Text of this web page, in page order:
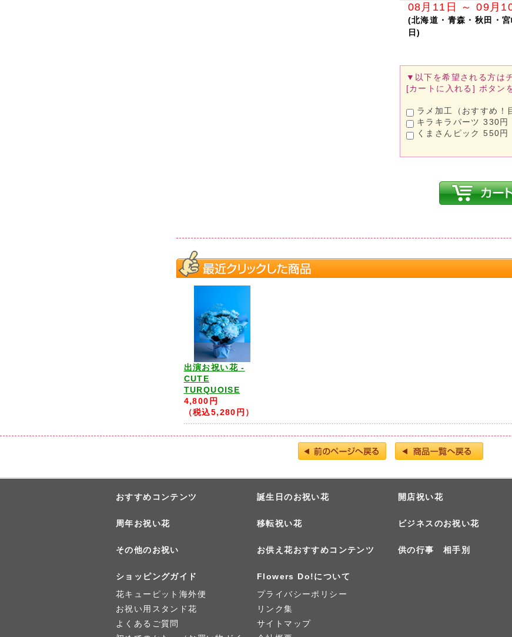
08月11日 ～ 09月
(北海道・青森・秋田・
日)
▼以下を希望される方は
[カートに入れる] ボタン
ラメ加工（おすすめ！
キラキラパーツ 330円
くまさんピック 550円
出演お祝い花 -
CUTE
TURQUOISE
4,800円
（税込5,280円）
おすすめコンテンツ 誕生日のお祝い花 開店祝い花
周年お祝い花 移転祝い花 ビジネスのお祝い花
その他のお祝い お供え花おすすめコンテンツ 供の行事 相手別
ショッピングガイド
花キューピット海外便
お祝い用スタンド花
よくあるご質問
Flowers Do!について
プライバシーポリシー
リンク集
サイトマップ